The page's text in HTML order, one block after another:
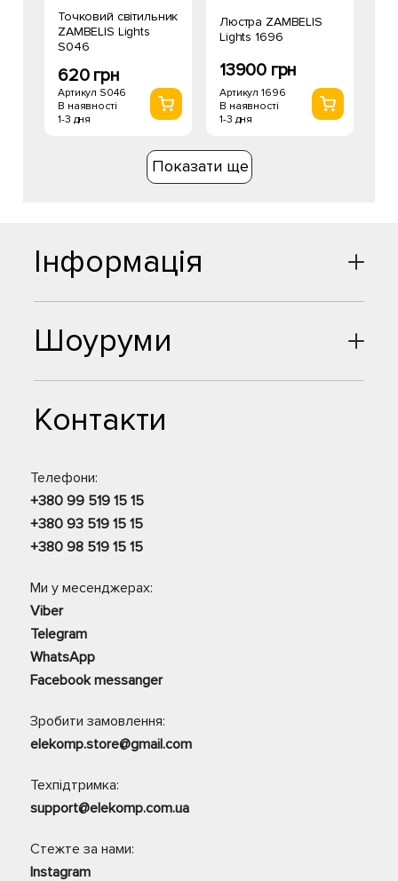
Точковий світильник
ZAMBELIS Lights
S046
620 грн
Артикул S046
В наявності
1-3 дня
Люстра ZAMBELIS
Lights 1696
13900 грн
Артикул 1696
В наявності
1-3 дня
Показати ще
Шоуруми
Контакти
Телефони:
+380 99 519 15 15
+380 93 519 15 15
+380 98 519 15 15
Ми у месенджерах:
Viber
Telegram
WhatsApp
Facebook messanger
Зробити замовлення:
elekomp.store@gmail.com
Техпідтримка:
support@elekomp.com.ua
Стежте за нами:
Instagram
Інформація